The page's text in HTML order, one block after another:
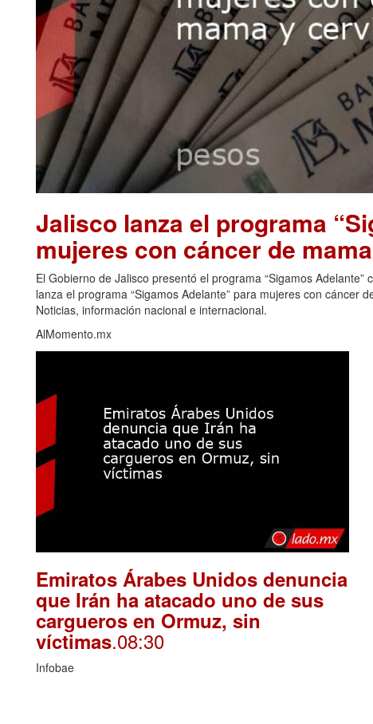
Jalisco lanza el programa
mujeres con cáncer de
El Gobierno de Jalisco presentó el programa “Sigamos
lanza el programa “Sigamos Adelante” para mujeres con cáncer
Noticias, información nacional e internacional.
AlMomento.mx
Emiratos Árabes Unidos denuncia
que Irán ha atacado uno de sus
cargueros en Ormuz, sin
víctimas.08:30
Infobae